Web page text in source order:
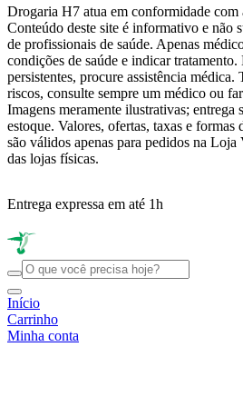
Drogaria H7 atua em conformidade com
Conteúdo deste site é informativo e não
de profissionais de saúde. Apenas
condições de saúde e indicar tratamento.
persistentes, procure assistência
riscos, consulte sempre um médico ou
Imagens meramente ilustrativas;
estoque. Valores, ofertas, taxas e
são válidos apenas para pedidos na
das lojas físicas.
Entrega expressa em até 1h
Início
Carrinho
Minha conta